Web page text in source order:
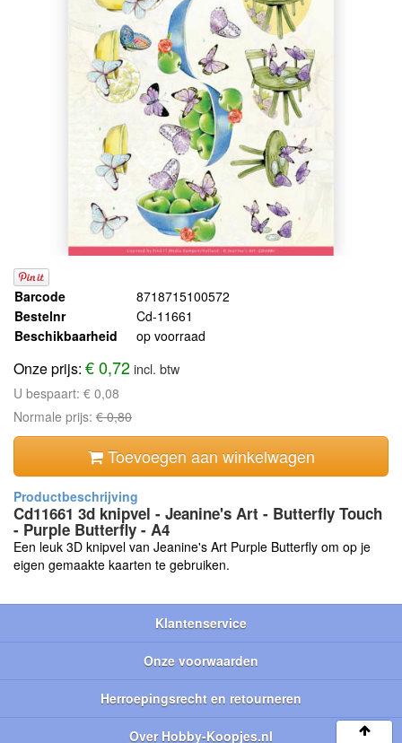
Barcode
8718715100572
Bestelnr
Cd-11661
Beschikbaarheid
op voorraad
Onze prijs: € 0,72incl. btw
U bespaart: € 0,08
Normale prijs: € 0,80
Toevoegen aan winkelwagen
Cd11661 3d knipvel - Jeanine's Art - Butterfly Touch
- Purple Butterfly - A4
Een leuk 3D knipvel van Jeanine's Art Purple Butterfly om op je
eigen gemaakte kaarten te gebruiken.
Klantenservice
Onze voorwaarden
Herroepingsrecht en retourneren
Over Hobby-Koopjes.nl